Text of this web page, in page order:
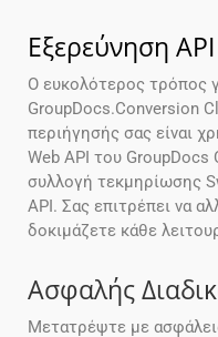
Εξερεύνηση API
Ο ευκολότερος τρόπος
GroupDocs.Conversion
περιήγησής σας είναι
Web API του GroupDocs
συλλογή τεκμηρίωσης
API. Σας επιτρέπει να
δοκιμάζετε κάθε
Ασφαλής
Μετατρέψτε με